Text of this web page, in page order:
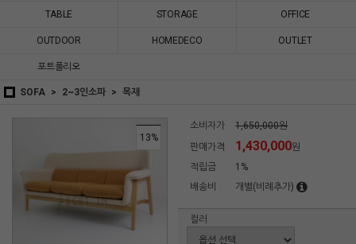
TABLE STORAGE OFFICE
OUTDOOR HOMEDECO OUTLET
포트폴리오
SOFA 2~3인소파 목재
13%
소비자가
1,650,000원
판매가격
1,430,000원
적립금
1%
배송비
개별(비례추가)
컬러